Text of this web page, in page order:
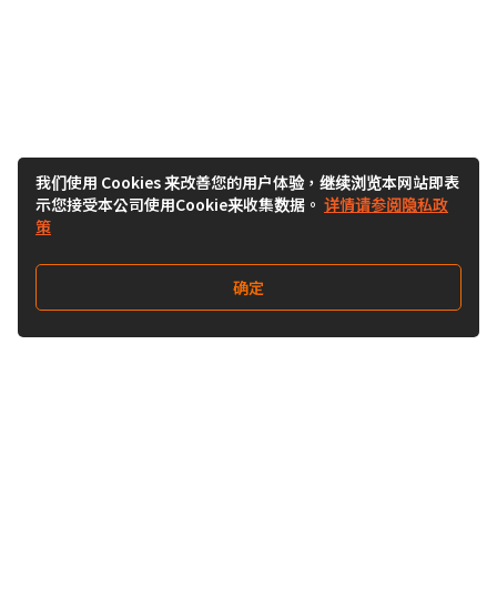
我们使用 Cookies 来改善您的用户体验，继续浏览本网站即表
示您接受本公司使用Cookie来收集数据。 详情请参阅隐私政
策
确定